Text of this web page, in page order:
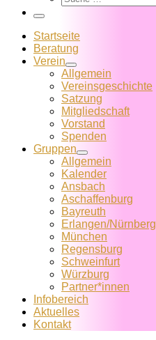
Menü
Startseite
Beratung
Verein
Allgemein
Vereins­geschichte
Satzung
Mitglied­schaft
Vorstand
Spenden
Gruppen
Allgemein
Kalender
Ansbach
Aschaffenburg
Bayreuth
Erlangen/Nürnberg
München
Regensburg
Schweinfurt
Würzburg
Partner*innen
Infobereich
Aktuelles
Kontakt